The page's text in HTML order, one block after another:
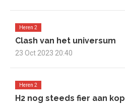
Heren 2
Clash van het universum
23 Oct 2023 20:40
Heren 2
H2 nog steeds fier aan kop